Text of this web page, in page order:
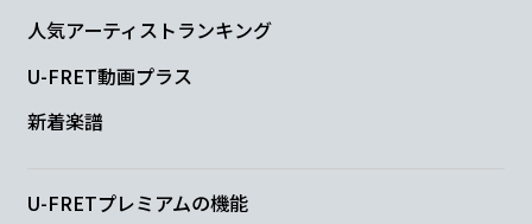
人気アーティストランキング
U-FRET動画プラス
新着楽譜
U-FRETプレミアムの機能